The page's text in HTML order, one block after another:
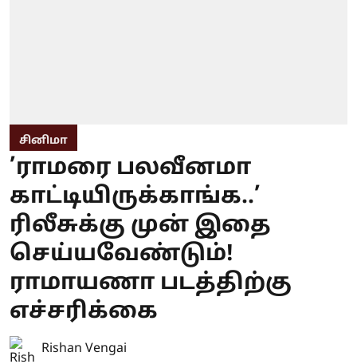
சினிமா
’ராமரை பலவீனமா
காட்டியிருக்காங்க..’
ரிலீசுக்கு முன் இதை
செய்யவேண்டும்!
ராமாயணா படத்திற்கு
எச்சரிக்கை
Rishan Vengai